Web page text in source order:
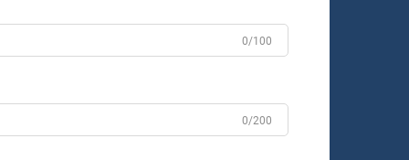
0/100
0/200